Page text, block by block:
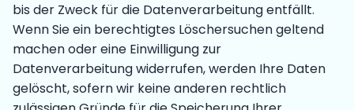
bis der Zweck für die Datenverarbeitung entfällt.
Wenn Sie ein berechtigtes Löschersuchen geltend
machen oder eine Einwilligung zur
Datenverarbeitung widerrufen, werden Ihre Daten
gelöscht, sofern wir keine anderen rechtlich